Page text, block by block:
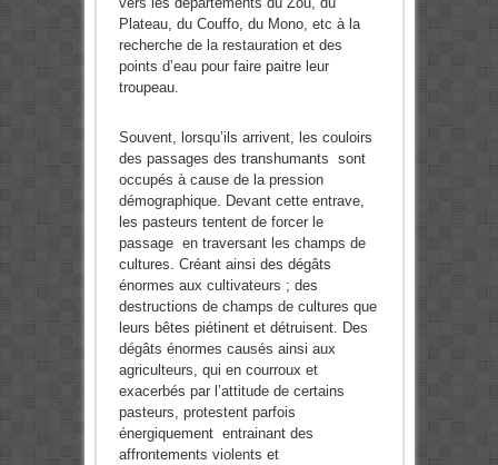
Plateau, du Couffo, du Mono, etc à la
recherche de la restauration et des
points d’eau pour faire paitre leur
troupeau.
Souvent, lorsqu’ils arrivent, les couloirs
des passages des transhumants sont
occupés à cause de la pression
démographique. Devant cette entrave,
les pasteurs tentent de forcer le
passage en traversant les champs de
cultures. Créant ainsi des dégâts
énormes aux cultivateurs ; des
destructions de champs de cultures que
leurs bêtes piétinent et détruisent. Des
dégâts énormes causés ainsi aux
agriculteurs, qui en courroux et
exacerbés par l’attitude de certains
pasteurs, protestent parfois
énergiquement entrainant des
affrontements violents et